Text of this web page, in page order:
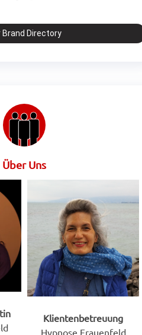
Brand Directory
Über Uns
Klientenbetreuung
Hypnose Frauenfeld